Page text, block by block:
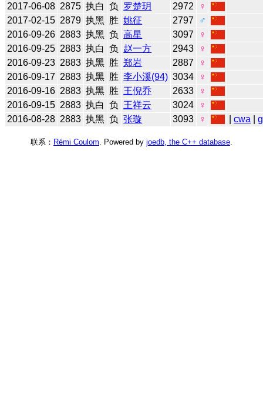
2017-06-08 2875 执白 负 罗楚玥 2972
♀
2017-02-15 2879 执黑 胜 姚征 2797
♂
2016-09-26 2883 执黑 负 高星 3097
♀
2016-09-25 2883 执白 负 赵一方 2943
♀
2016-09-23 2883 执黑 胜 郑岩 2887
♀
2016-09-17 2883 执黑 胜 李小溪(94) 3034
♀
2016-09-16 2883 执黑 胜 王倪乔 2633
♀
2016-09-15 2883 执白 负 王祥云 3024
♀
2016-08-28 2883 执黑 负 张璇 3093 ♀ |cwa |
联系： Rémi Coulom . Powered by joedb, the C++ database